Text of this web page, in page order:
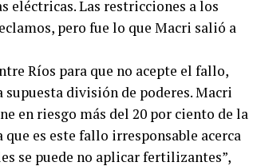
eléctricas. Las restricciones a los
pero fue lo que Macri salió a
Ríos para que no acepte el fallo,
división de poderes. Macri
en riesgo más del 20 por ciento de la
es este fallo irresponsable acerca
se puede no aplicar fertilizantes”,